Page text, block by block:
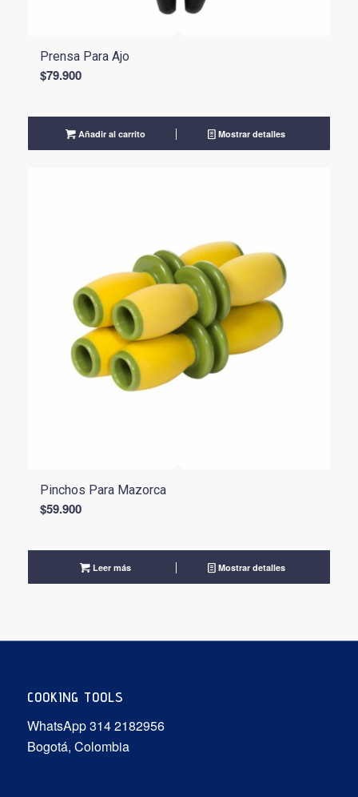
Prensa Para Ajo
$79.900
Añadir al carrito Mostrar detalles
Pinchos Para Mazorca
$59.900
Leer más Mostrar detalles
COOKING TOOLS
WhatsApp 314 2182956
Bogotá, Colombia